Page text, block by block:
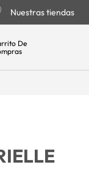
Nuestras tiendas